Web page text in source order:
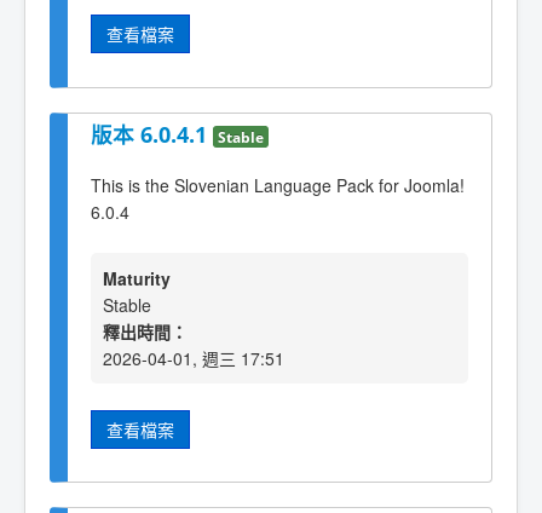
查看檔案
版本 6.0.4.1 Stable
This is the Slovenian Language Pack for Joomla!
6.0.4
Maturity
Stable
釋出時間：
2026-04-01, 週三 17:51
查看檔案